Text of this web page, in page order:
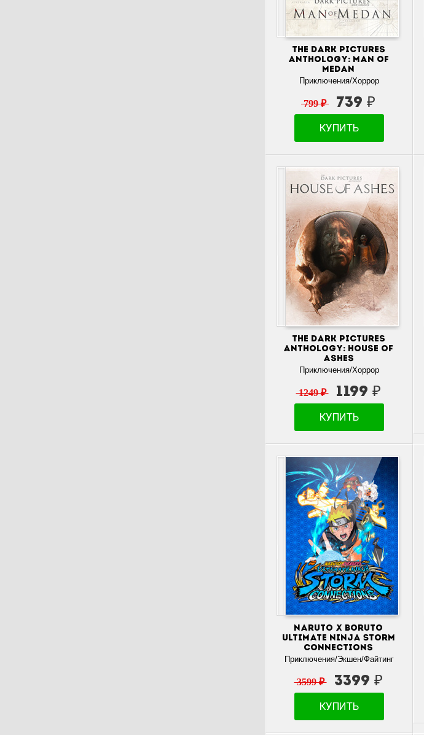
The Dark Pictures
Anthology: Man of
Medan
Приключения/Хоррор
799 ₽ 739 ₽
КУПИТЬ
The Dark Pictures
Anthology: House of
Ashes
Приключения/Хоррор
1249 ₽ 1199 ₽
КУПИТЬ
NARUTO X BORUTO
Ultimate Ninja Storm
Connections
Приключения/Экшен/Файтинг
3599 ₽ 3399 ₽
КУПИТЬ